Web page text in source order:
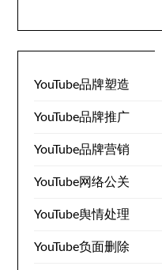
YouTube品牌塑造
YouTube品牌推广
YouTube品牌营销
YouTube网络公关
YouTube舆情处理
YouTube负面删除